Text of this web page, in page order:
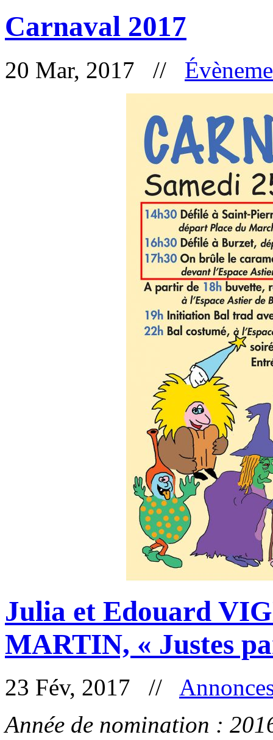
Carnaval 2017
20 Mar, 2017 //
Julia et Edouard
MARTIN, « Justes
23 Fév, 2017 //
Année de nomination :